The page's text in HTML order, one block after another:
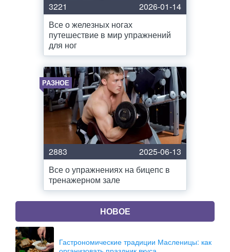
3221
2026-01-14
Все о железных ногах
путешествие в мир упражнений
для ног
РАЗНОЕ
2883
2025-06-13
Все о упражнениях на бицепс в
тренажерном зале
НОВОЕ
Гастрономические традиции Масленицы: как